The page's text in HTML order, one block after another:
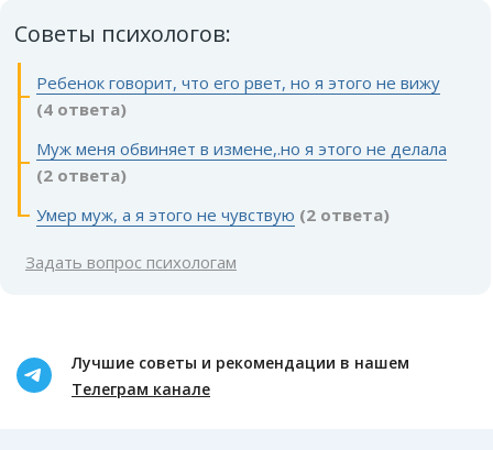
Советы психологов:
Ребенок говорит, что его рвет, но я этого не вижу
(4 ответа)
Муж меня обвиняет в измене,.но я этого не делала
(2 ответа)
Умер муж, а я этого не чувствую (2 ответа)
Задать вопрос психологам
Лучшие советы и рекомендации в нашем
Телеграм канале